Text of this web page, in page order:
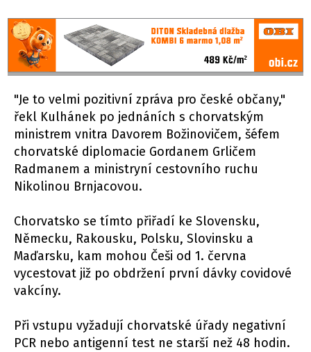
"Je to velmi pozitivní zpráva pro české občany,"
řekl Kulhánek po jednáních s chorvatským
ministrem vnitra Davorem Božinovičem, šéfem
chorvatské diplomacie Gordanem Grličem
Radmanem a ministryní cestovního ruchu
Nikolinou Brnjacovou.
Chorvatsko se tímto přiřadí ke Slovensku,
Německu, Rakousku, Polsku, Slovinsku a
Maďarsku, kam mohou Češi od 1. června
vycestovat již po obdržení první dávky covidové
vakcíny.
Při vstupu vyžadují chorvatské úřady negativní
PCR nebo antigenní test ne starší než 48 hodin.